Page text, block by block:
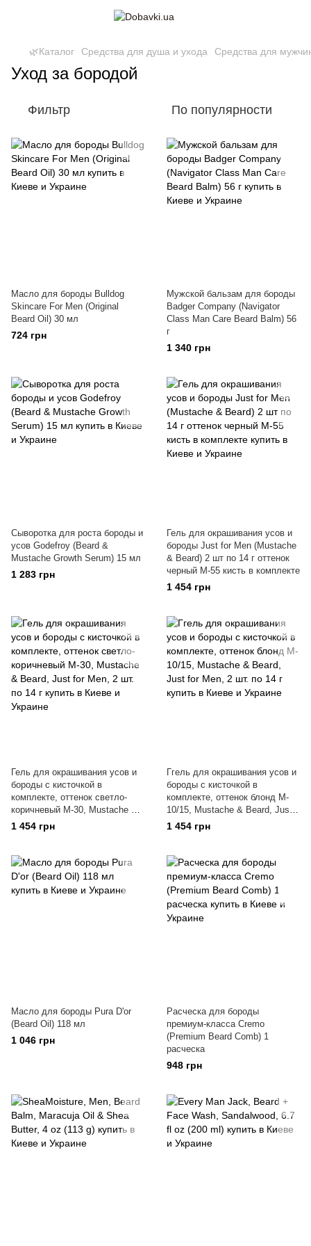
🌿Каталог Средства для душа и ухода Средства для
Уход за бородой
Фильтр По популярности
Масло для бороды Bulldog
Skincare For Men (Original
Beard Oil) 30 мл
724 грн
Мужской бальзам для бороды
Badger Company (Navigator
Class Man Care Beard Balm) 56
г
1 340 грн
Сыворотка для роста бороды и
усов Godefroy (Beard &
Mustache Growth Serum) 15 мл
1 283 грн
Гель для окрашивания усов и
бороды Just for Men (Mustache
& Beard) 2 шт по 14 г оттенок
черный M-55 кисть в комплекте
1 454 грн
Гель для окрашивания усов и
бороды с кисточкой в
комплекте, оттенок светло-
коричневый M-30, Mustache &
Beard, Just for Men, 2 шт. по 14
1 454 грн
Ггель для окрашивания усов и
бороды с кисточкой в
комплекте, оттенок блонд M-
10/15, Mustache & Beard, Just
for Men, 2 шт. по 14 г
1 454 грн
Масло для бороды Pura D'or
(Beard Oil) 118 мл
1 046 грн
Расческа для бороды
премиум-класса Cremo
(Premium Beard Comb) 1
расческа
948 грн